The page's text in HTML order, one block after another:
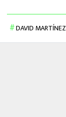
DAVID MARTÍNEZ